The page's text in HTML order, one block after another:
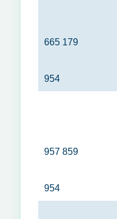
665 179
954
957 859
954